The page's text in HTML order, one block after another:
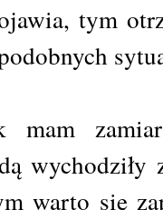
tym
mam
warto się